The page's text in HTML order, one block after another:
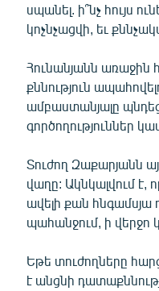
սպանել. ի՞նչ հույս
կոչնչացվի, եւ
Հունանյանն առաջին
քննություն
ամբաստանյալը
գործողություններ
Տուժող Զաքարյանն
վաղը: Ակնկալվում է,
ավելի քան
պահանջում, ի վերջո
Եթե տուժողները
է անցնի